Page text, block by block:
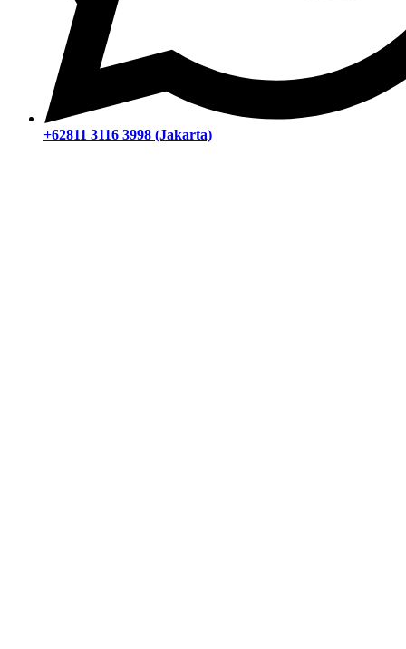
+62811 3116 3998 (Jakarta)